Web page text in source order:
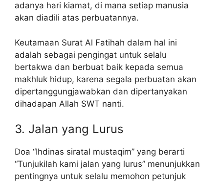
adanya hari kiamat, di mana setiap manusia
akan diadili atas perbuatannya.
Keutamaan Surat Al Fatihah dalam hal ini
adalah sebagai pengingat untuk selalu
bertakwa dan berbuat baik kepada semua
makhluk hidup, karena segala perbuatan akan
dipertanggungjawabkan dan dipertanyakan
dihadapan Allah SWT nanti.
3. Jalan yang Lurus
Doa “Ihdinas siratal mustaqim” yang berarti
“Tunjukilah kami jalan yang lurus” menunjukkan
pentingnya untuk selalu memohon petunjuk